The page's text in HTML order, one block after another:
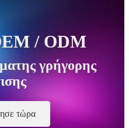
/ ODM
γρήγορης
τώρα